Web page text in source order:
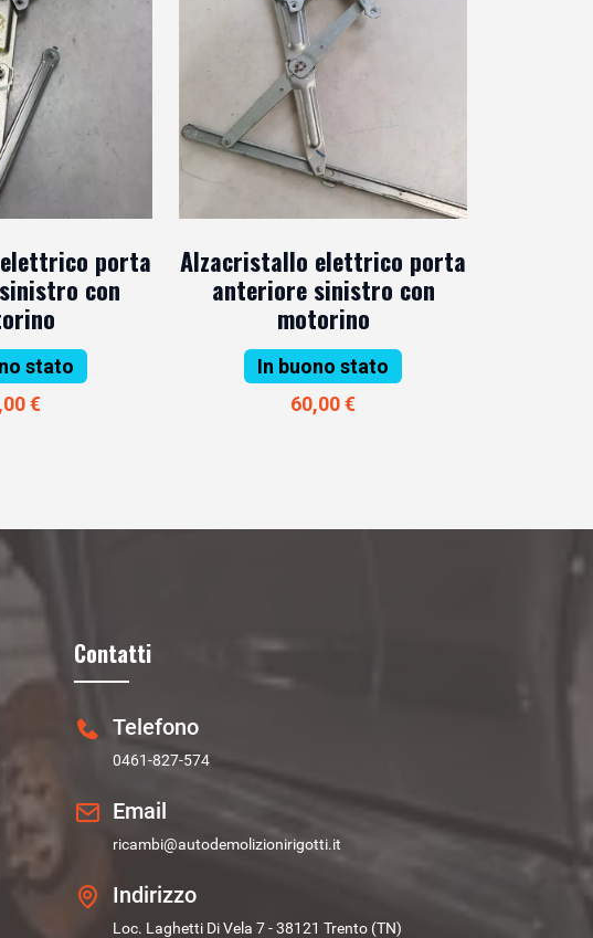
porta
con
stato
€
Alzacristallo elettrico porta
anteriore sinistro con
motorino
In buono stato
60,00 €
Contatti
Telefono
0461-827-574
Email
ricambi@autodemolizionirigotti.it
Indirizzo
Loc. Laghetti Di Vela 7 - 38121 Trento (TN)